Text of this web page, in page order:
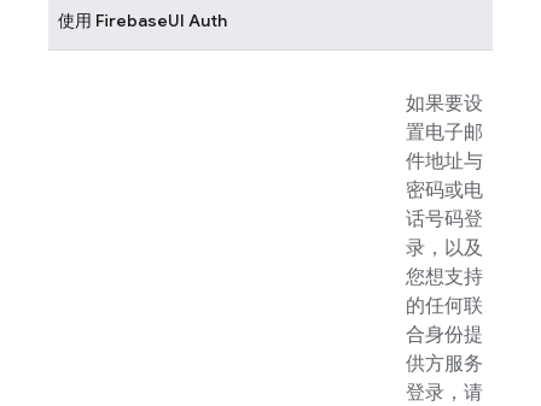
使用 FirebaseUI Auth
如果要设
置电子邮
件地址与
密码或电
话号码登
录，以及
您想支持
的任何联
合身份提
供方服务
登录，请